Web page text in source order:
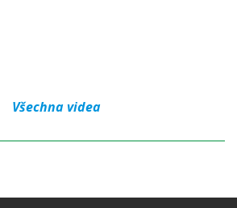
Všechna videa